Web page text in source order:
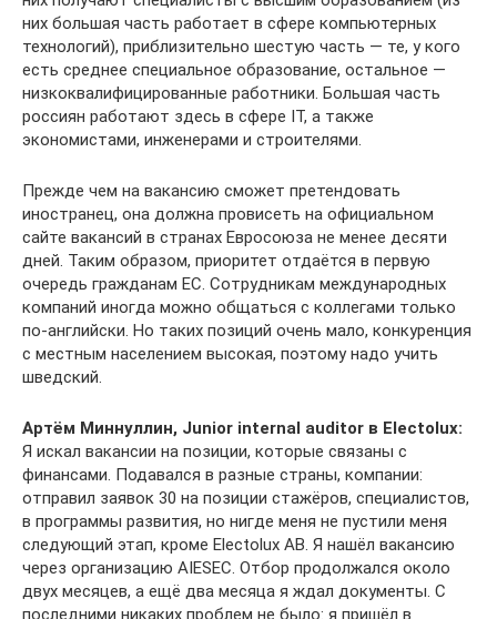
них большая часть работает в сфере компьютерных
технологий), приблизительно шестую часть — те, у кого
есть среднее специальное образование, остальное —
низкоквалифицированные работники. Большая часть
россиян работают здесь в сфере IT, а также
экономистами, инженерами и строителями.
Прежде чем на вакансию сможет претендовать
иностранец, она должна провисеть на официальном
сайте вакансий в странах Евросоюза не менее десяти
дней. Таким образом, приоритет отдаётся в первую
очередь гражданам ЕС. Сотрудникам международных
компаний иногда можно общаться с коллегами только
по-английски. Но таких позиций очень мало, конкуренция
с местным населением высокая, поэтому надо учить
шведский.
Артём Миннуллин, Junior internal auditor в Electolux:
Я искал вакансии на позиции, которые связаны с
финансами. Подавался в разные страны, компании:
отправил заявок 30 на позиции стажёров, специалистов,
в программы развития, но нигде меня не пустили меня
следующий этап, кроме Electolux AB. Я нашёл вакансию
через организацию AIESEC. Отбор продолжался около
двух месяцев, а ещё два месяца я ждал документы. С
последними никаких проблем не было: я пришёл в